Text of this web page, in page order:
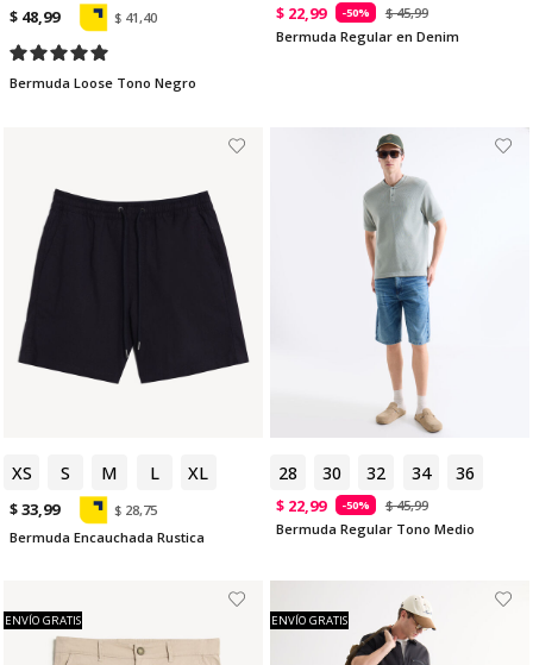
$ 48,99 $ 41,40
Bermuda Loose Tono Negro
$ 22,99 -50%
$ 45,99
Bermuda Regular en Denim
XS S M L XL
$ 33,99
$ 28,75
Bermuda Encauchada Rustica
28 30 32 34 36
$ 22,99 -50%
$ 45,99
Bermuda Regular Tono Medio
ENVÍO GRATIS ENVÍO GRATIS